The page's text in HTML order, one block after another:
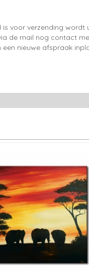
voor verzending
de mail nog contact
nieuwe afspraak